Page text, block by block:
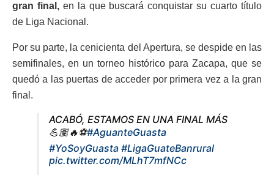
gran final,en la que buscará conquistar su cuarto título
de Liga Nacional.
Por su parte, la cenicienta del Apertura, se despide en las
semifinales, en un torneo histórico para Zacapa, que se
quedó a las puertas de acceder por primera vez a la gran
final.
ACABÓ, ESTAMOS EN UNA FINAL MÁS
💪🏽🔥⚽️#AguanteGuasta
#YoSoyGuasta #LigaGuateBanrural
pic.twitter.com/MLhT7mfNCc